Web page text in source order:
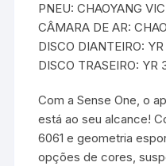
PNEU: CHAOYANG
CÂMARA DE AR:
DISCO DIANTEIRO:
DISCO TRASEIRO: YR
Com a Sense One, o
está ao seu alcance!
6061 e geometria
opções de cores,